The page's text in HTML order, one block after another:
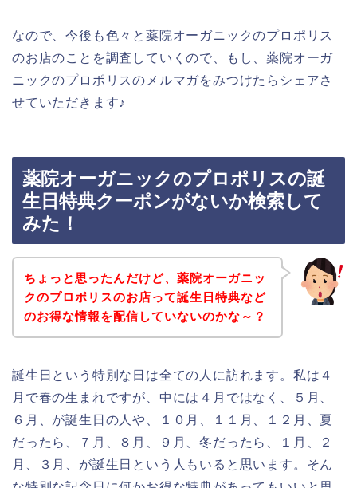
なので、今後も色々と薬院オーガニックのプロポリス
のお店のことを調査していくので、もし、薬院オーガ
ニックのプロポリスのメルマガをみつけたらシェアさ
せていただきます♪
薬院オーガニックのプロポリスの誕
生日特典クーポンがないか検索して
みた！
ちょっと思ったんだけど、薬院オーガニッ
クのプロポリスのお店って誕生日特典など
のお得な情報を配信していないのかな～？
誕生日という特別な日は全ての人に訪れます。私は４
月で春の生まれですが、中には４月ではなく、５月、
６月、が誕生日の人や、１０月、１１月、１２月、夏
だったら、７月、８月、９月、冬だったら、１月、２
月、３月、が誕生日という人もいると思います。そん